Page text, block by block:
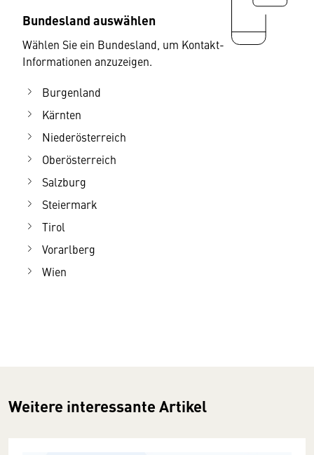
Bundesland auswählen
Wählen Sie ein Bundesland, um Kontakt-
Informationen anzuzeigen.
Burgenland
Kärnten
Niederösterreich
Oberösterreich
Salzburg
Steiermark
Tirol
Vorarlberg
Wien
Weitere interessante Artikel